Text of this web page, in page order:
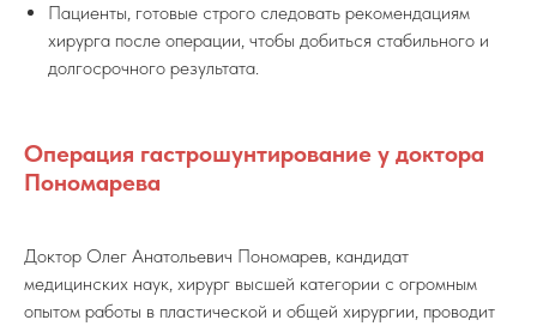
Пациенты, готовые строго следовать рекомендациям
хирурга после операции, чтобы добиться стабильного и
долгосрочного результата.
Операция гастрошунтирование у доктора
Пономарева
Доктор Олег Анатольевич Пономарев, кандидат
медицинских наук, хирург высшей категории с огромным
опытом работы в пластической и общей хирургии, проводит